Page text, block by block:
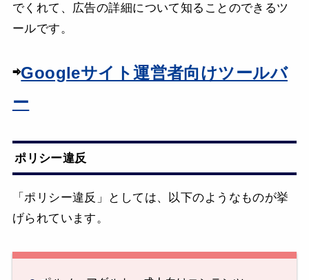
でくれて、広告の詳細について知ることのできるツ
ールです。
⇨Googleサイト運営者向けツールバ
ー
ポリシー違反
「ポリシー違反」としては、以下のようなものが挙
げられています。